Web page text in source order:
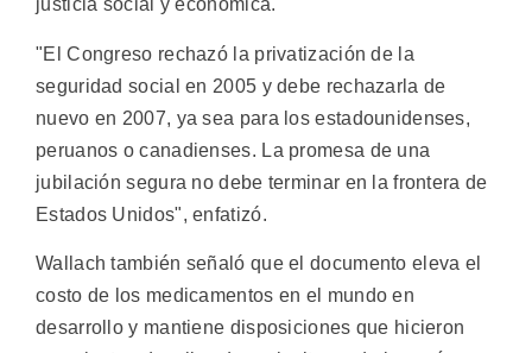
justicia social y económica.
"El Congreso rechazó la privatización de la
seguridad social en 2005 y debe rechazarla de
nuevo en 2007, ya sea para los estadounidenses,
peruanos o canadienses. La promesa de una
jubilación segura no debe terminar en la frontera de
Estados Unidos", enfatizó.
Wallach también señaló que el documento eleva el
costo de los medicamentos en el mundo en
desarrollo y mantiene disposiciones que hicieron